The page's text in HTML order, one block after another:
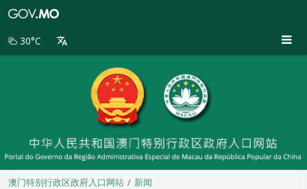
别
30°C
澳门特别行政区政府入口网站
新闻